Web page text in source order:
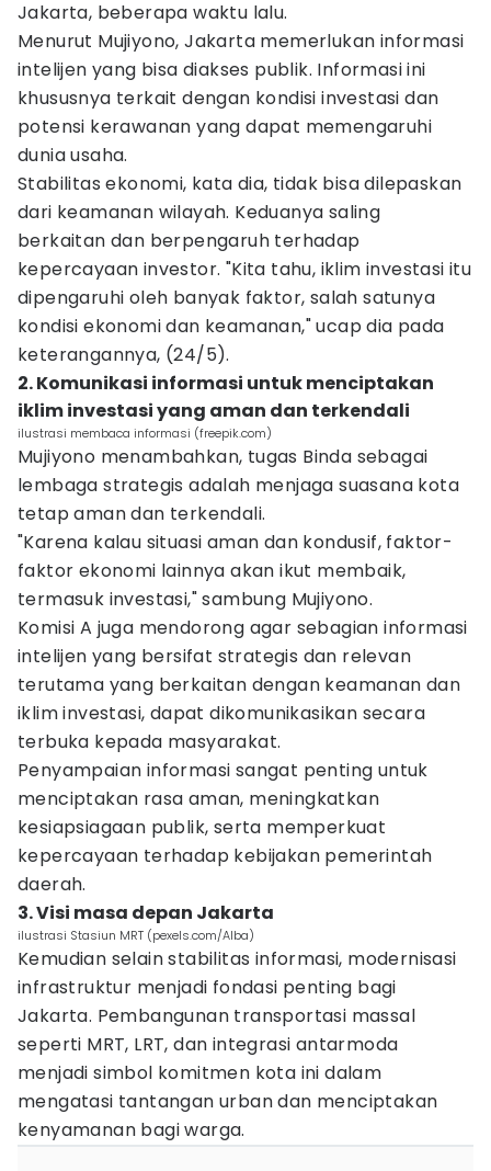
Jakarta, beberapa waktu lalu.
Menurut Mujiyono, Jakarta memerlukan informasi
intelijen yang bisa diakses publik. Informasi ini
khususnya terkait dengan kondisi investasi dan
potensi kerawanan yang dapat memengaruhi
dunia usaha.
Stabilitas ekonomi, kata dia, tidak bisa dilepaskan
dari keamanan wilayah. Keduanya saling
berkaitan dan berpengaruh terhadap
kepercayaan investor. "Kita tahu, iklim investasi itu
dipengaruhi oleh banyak faktor, salah satunya
kondisi ekonomi dan keamanan," ucap dia pada
keterangannya, (24/5).
2. Komunikasi informasi untuk menciptakan
iklim investasi yang aman dan terkendali
ilustrasi membaca informasi (freepik.com)
Mujiyono menambahkan, tugas Binda sebagai
lembaga strategis adalah menjaga suasana kota
tetap aman dan terkendali.
"Karena kalau situasi aman dan kondusif, faktor-
faktor ekonomi lainnya akan ikut membaik,
termasuk investasi," sambung Mujiyono.
Komisi A juga mendorong agar sebagian informasi
intelijen yang bersifat strategis dan relevan
terutama yang berkaitan dengan keamanan dan
iklim investasi, dapat dikomunikasikan secara
terbuka kepada masyarakat.
Penyampaian informasi sangat penting untuk
menciptakan rasa aman, meningkatkan
kesiapsiagaan publik, serta memperkuat
kepercayaan terhadap kebijakan pemerintah
daerah.
3. Visi masa depan Jakarta
ilustrasi Stasiun MRT (pexels.com/Alba)
Kemudian selain stabilitas informasi, modernisasi
infrastruktur menjadi fondasi penting bagi
Jakarta. Pembangunan transportasi massal
seperti MRT, LRT, dan integrasi antarmoda
menjadi simbol komitmen kota ini dalam
mengatasi tantangan urban dan menciptakan
kenyamanan bagi warga.